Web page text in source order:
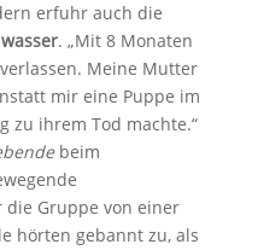
erfuhr auch die
. „Mit 8 Monaten
Meine Mutter
mir eine Puppe im
zu ihrem Tod machte.“
beim
die Gruppe von einer
hörten gebannt zu, als